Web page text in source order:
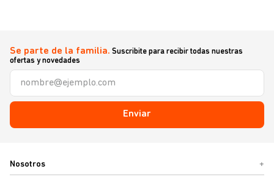
Se parte de la familia. Suscribite para recibir todas nuestras
ofertas y novedades
Enviar
Nosotros +